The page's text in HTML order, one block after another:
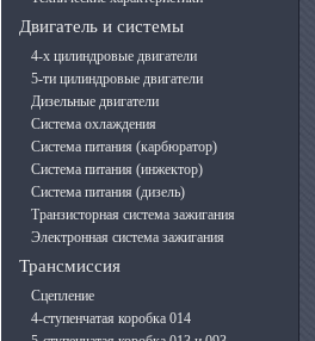
Двигатель и системы
4-х цилиндровые двигатели
5-ти цилиндровые двигатели
Дизельные двигатели
Система охлаждения
Система питания (карбюратор)
Система питания (инжектор)
Система питания (дизель)
Транзисторная система зажигания
Электронная система зажигания
Трансмиссия
Сцепление
4-ступенчатая коробка 014